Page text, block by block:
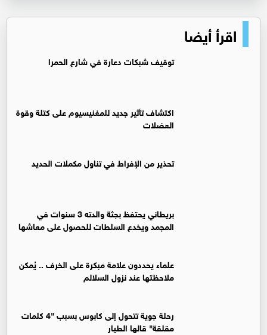
اقرأ أيضا
توقيف شبكات دعارة في شارع الحمرا
اكتشاف تأثير جديد للمغنيسيوم على كتلة وقوة
العضلات
تحذير من الإفراط في تناول مكملات الحديد
بريطاني يحتفظ بجثة والدته 3 سنوات في
المجمد ويخدع السلطات للحصول على معاشها
علماء يحددون علامة مبكرة على الخرف .. يُمكن
ملاحظتها عند نزول السلالم
رحلة جوية تتحول إلى كابوس بسبب "4 كلمات
مقلقة" قالها الطيار